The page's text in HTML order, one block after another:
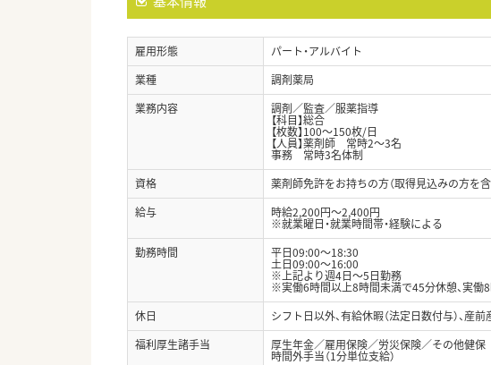
雇用形態
パート・アルバイト
業種
調剤薬局
業務内容
調剤／監査／服薬指導
【科目】総合
【枚数】100～150枚/日
【人員】薬剤師 常時2～3名
事務 常時3名体制
資格
薬剤師免許をお持ちの方（取得見込みの方を含
給与
時給2,200円～2,400円
※就業曜日・就業時間帯・経験による
勤務時間
平日09:00～18:30
土日09:00～16:00
※上記より週4日～5日勤務
※実働6時間以上8時間未満で45分休憩、実働
休日
シフト日以外、有給休暇（法定日数付与）、産
福利厚生諸手当
厚生年金／雇用保険／労災保険／その他健保
時間外手当（1分単位支給）